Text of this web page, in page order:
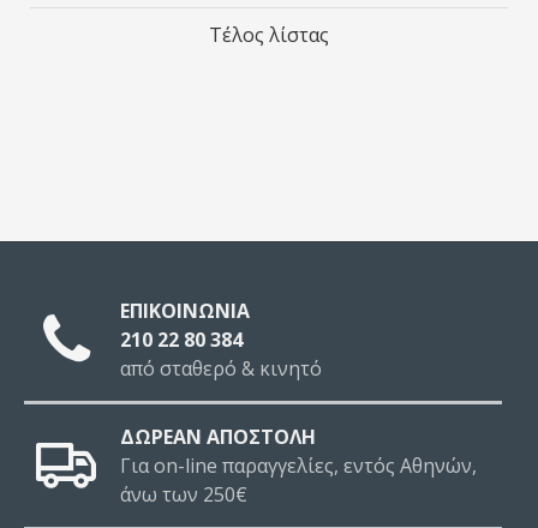
Τέλος λίστας
ΕΠΙΚΟΙΝΩΝΙΑ
210 22 80 384
από σταθερό & κινητό
ΔΩΡΕΑΝ ΑΠΟΣΤΟΛΗ
Για on-line παραγγελίες, εντός Αθηνών,
άνω των 250€